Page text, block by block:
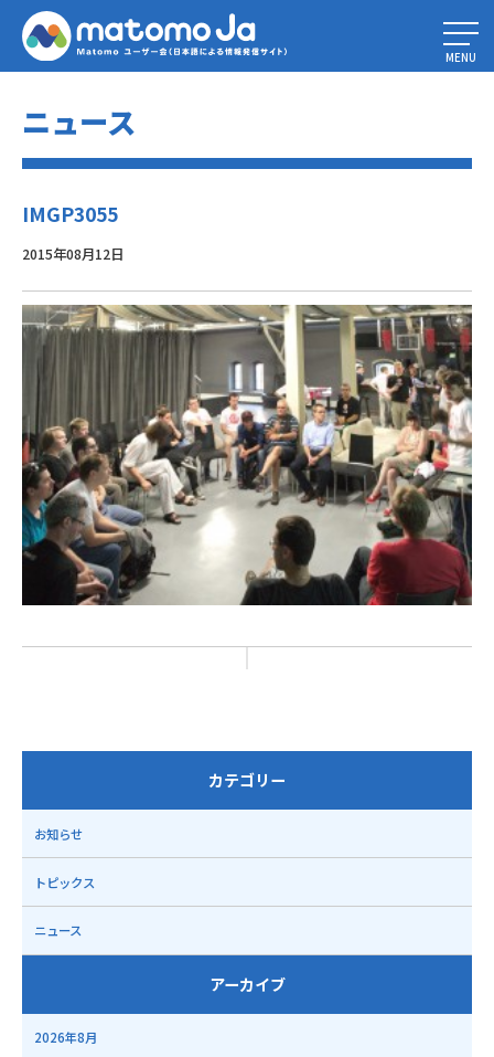
Home» Piwik “HOT” コミュニティミートアップ 2015!
MENU
ニュース
IMGP3055
2015年08月12日
カテゴリー
お知らせ
トピックス
ニュース
アーカイブ
2026年8月